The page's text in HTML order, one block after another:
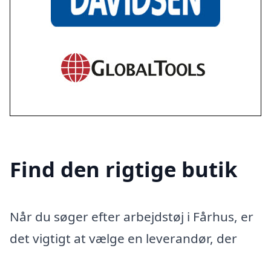
Find den rigtige butik
Når du søger efter arbejdstøj i Fårhus, er
det vigtigt at vælge en leverandør, der